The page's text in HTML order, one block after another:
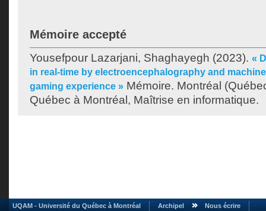
Mémoire accepté
Yousefpour Lazarjani, Shaghayegh (2023). «
in real-time by electroencephalography and
gaming experience » Mémoire. Montréal
Québec à Montréal, Maîtrise en informatique.
UQAM - Université du Québec à Montréal Archipel Nous écrire